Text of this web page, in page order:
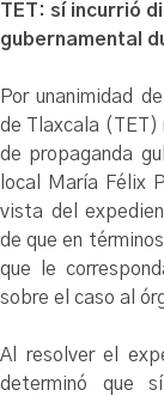
TET: sí incurrió
gubernamental
Por unanimidad
de Tlaxcala (TET)
de propaganda
local María Félix
vista del
de que en
que le
sobre el caso al
Al resolver el
determinó que